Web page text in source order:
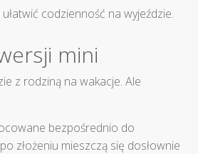
codzienność na wyjeździe.
mini
z rodziną na wakacje. Ale
bezpośrednio do
złożeniu mieszczą się dosłownie